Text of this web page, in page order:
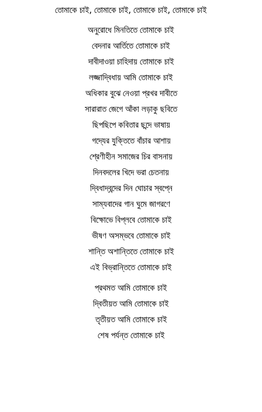
তোমাকে চাই, তোমাকে চাই, তোমাকে চাই, তোমাকে চাই
অনুরোধে মিনতিতে তোমাকে চাই
বেদনার আর্তিতে তোমাকে চাই
দাবীদাওয়া চাহিদায় তোমাকে চাই
লজ্জাদ্বিধায় আমি তোমাকে চাই
অধিকার বুঝে নেওয়া প্রখর দাবীতে
সারারাত জেগে আঁকা লড়াকু ছবিতে
ছিপছিপে কবিতার ছন্দে ভাষায়
গদ্যের যুক্তিতে বাঁচার আশায়
শ্রেণীহীন সমাজের চির বাসনায়
দিনবদলের খিদে ভরা চেতনায়
দ্বিধাদ্বন্দের দিন ঘোচার স্বপ্নে
সাম্যবাদের গান ঘুমে জাগরণে
বিক্ষোভে বিপ্লবে তোমাকে চাই
ভীষণ অসম্ভবে তোমাকে চাই
শান্তি অশান্তিতে তোমাকে চাই
এই বিভ্রান্তিতে তোমাকে চাই
প্রথমত আমি তোমাকে চাই
দ্বিতীয়ত আমি তোমাকে চাই
তৃতীয়ত আমি তোমাকে চাই
শেষ পর্যন্ত তোমাকে চাই